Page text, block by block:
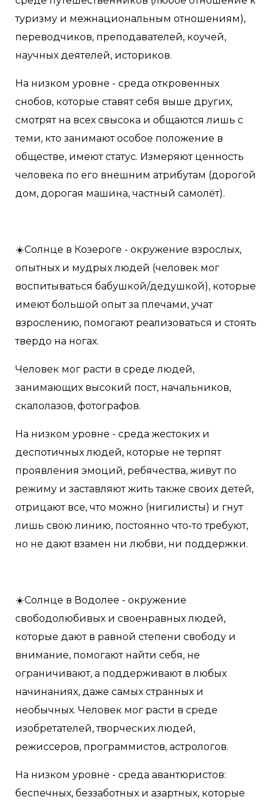
туризму и межнациональным отношениям),
переводчиков, преподавателей, коучей,
научных деятелей, историков.
На низком уровне - среда откровенных
снобов, которые ставят себя выше других,
смотрят на всех свысока и общаются лишь с
теми, кто занимают особое положение в
обществе, имеют статус. Измеряют ценность
человека по его внешним атрибутам (дорогой
дом, дорогая машина, частный самолёт).
☀️Солнце в Козероге - окружение взрослых,
опытных и мудрых людей (человек мог
воспитываться бабушкой/дедушкой), которые
имеют большой опыт за плечами, учат
взрослению, помогают реализоваться и стоять
твердо на ногах.
Человек мог расти в среде людей,
занимающих высокий пост, начальников,
скалолазов, фотографов.
На низком уровне - среда жестоких и
деспотичных людей, которые не терпят
проявления эмоций, ребячества, живут по
режиму и заставляют жить также своих детей,
отрицают все, что можно (нигилисты) и гнут
лишь свою линию, постоянно что-то требуют,
но не дают взамен ни любви, ни поддержки.
☀️Солнце в Водолее - окружение
свободолюбивых и своенравных людей,
которые дают в равной степени свободу и
внимание, помогают найти себя, не
ограничивают, а поддерживают в любых
начинаниях, даже самых странных и
необычных. Человек мог расти в среде
изобретателей, творческих людей,
режиссеров, программистов, астрологов.
На низком уровне - среда авантюристов:
беспечных, беззаботных и азартных, которые